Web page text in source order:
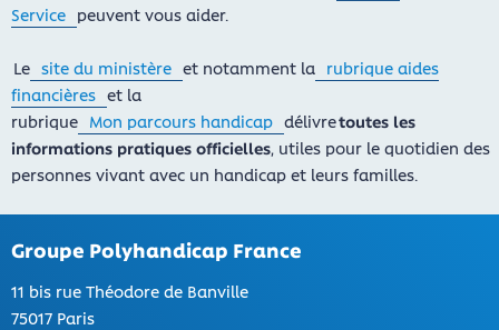
Service peuvent vous aider.
Le site du ministère et notamment la rubrique aides
financières et la
rubrique Mon parcours handicap délivretoutes les
informations pratiques officielles, utiles pour le quotidien des
personnes vivant avec un handicap et leurs familles.
Groupe Polyhandicap France
11 bis rue Théodore de Banville
75017 Paris